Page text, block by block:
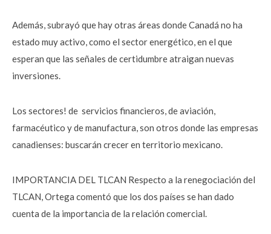
Además, subrayó que hay otras áreas donde Canadá no ha
estado muy activo, como el sector energético, en el que
esperan que las señales de certidumbre atraigan nuevas
inversiones.
Los sectores! de servicios financieros, de aviación,
farmacéutico y de manufactura, son otros donde las empresas
canadienses: buscarán crecer en territorio mexicano.
IMPORTANCIA DEL TLCAN Respecto a la renegociación del
TLCAN, Ortega comentó que los dos países se han dado
cuenta de la importancia de la relación comercial.